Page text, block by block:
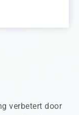
verbetert door